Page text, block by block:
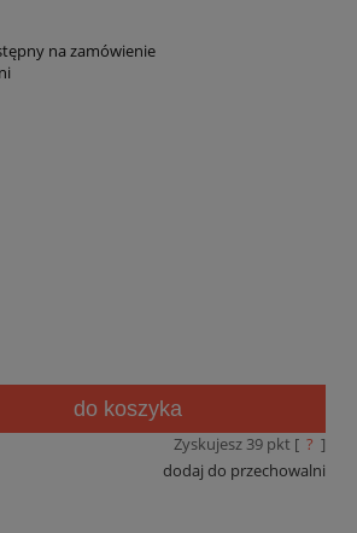
na zamówienie
do koszyka
Zyskujesz 39pkt [ ? ]
dodaj do przechowalni